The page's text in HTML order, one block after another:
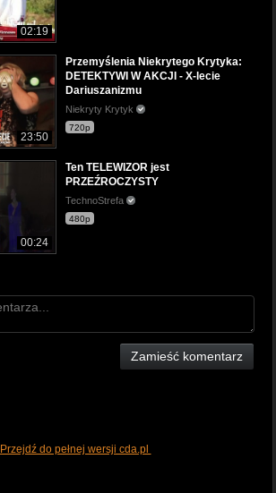
02:19
23:50
Przemyślenia Niekrytego Krytyka:
DETEKTYWI W AKCJI - X-lecie
Dariuszanizmu
Niekryty Krytyk
720p
00:24
Ten TELEWIZOR jest
PRZEŹROCZYSTY
TechnoStrefa
480p
Zamieść komentarz
Przejdź do pełnej wersji cda.pl